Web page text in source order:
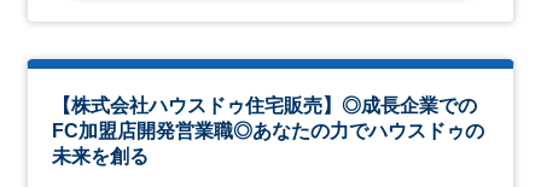
【株式会社ハウスドゥ住宅販売】◎成長企業での
FC加盟店開発営業職◎あなたの力でハウスドゥの
未来を創る